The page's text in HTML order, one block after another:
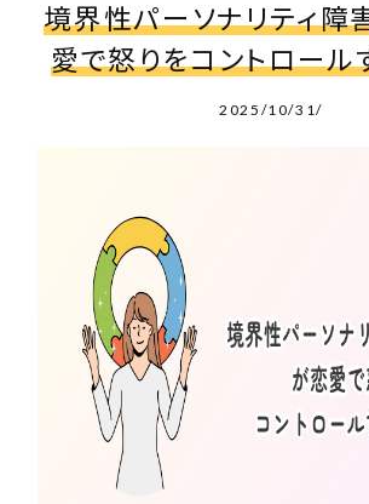
境界性パーソナリティ障
愛で怒りをコントロール
2025/10/31/